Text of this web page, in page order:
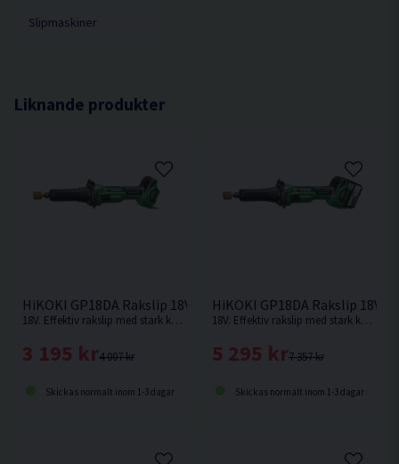
Vikt 1,4 kg
Slipmaskiner
Liknande produkter
HiKOKI GP18DA Rakslip 18V
18V. Effektiv rakslip med stark kolborstfri motor som ger samma prestanda som motsvarande modell med nätdrift.
4 007 kr
3 195 kr
Skickas normalt inom 1-3 dagar
HiKOKI GP18DA Rakslip 18V
18V. Effektiv rakslip med stark kolborstfri motor som ger samma prestanda som motsvarande modell med nätdrift.
7 357 kr
5 295 kr
Skickas normalt inom 1-3 dagar